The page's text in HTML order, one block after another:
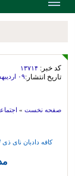
کد خبر: ۱۳۷۱۴
تاریخ انتشار:۰۹ ارديبهشت ۱۴۰۵ - ۰۰:۵۷
صفحه نخست »
کافه دادبان نای